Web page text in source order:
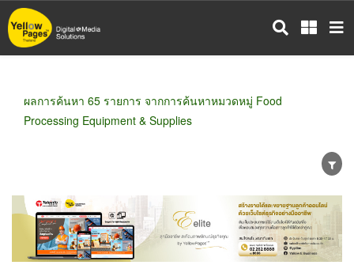
ข้าม
ไป
ผลการค้นหา 65 รายการ จากการค้นหาหมวดหมู่ Food
Processing Equipment & Supplies
ขายส่ง ขายปลีก ผู้ผลิต
ตัวแทนจัดจำหน่าย
ผู้ส่งออก/นำเข้า
ธุรกิจบริการ